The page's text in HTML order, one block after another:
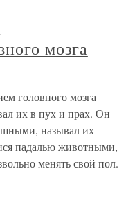
мозга
головного мозга
их в пух и прах. Он
называл их
падалью животными,
менять свой пол.